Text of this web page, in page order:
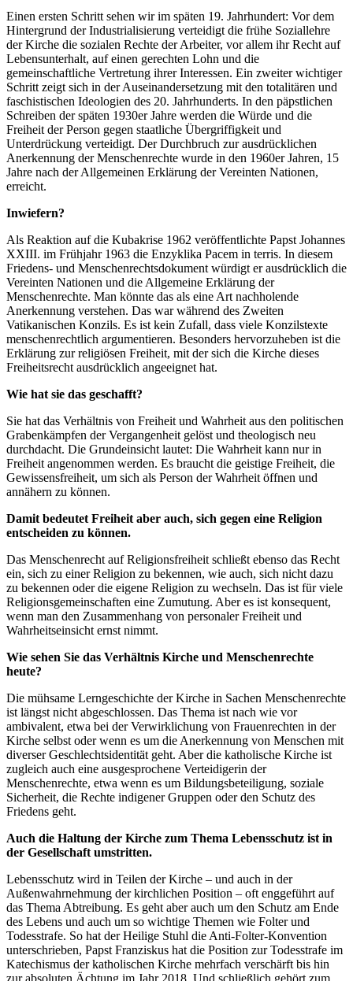
Einen ersten Schritt sehen wir im späten 19. Jahrhundert: Vor dem
Hintergrund der Industrialisierung verteidigt die frühe Soziallehre
der Kirche die sozialen Rechte der Arbeiter, vor allem ihr Recht auf
Lebensunterhalt, auf einen gerechten Lohn und die
gemeinschaftliche Vertretung ihrer Interessen. Ein zweiter wichtiger
Schritt zeigt sich in der Auseinandersetzung mit den totalitären und
faschistischen Ideologien des 20. Jahrhunderts. In den päpstlichen
Schreiben der späten 1930er Jahre werden die Würde und die
Freiheit der Person gegen staatliche Übergriffigkeit und
Unterdrückung verteidigt. Der Durchbruch zur ausdrücklichen
Anerkennung der Menschenrechte wurde in den 1960er Jahren, 15
Jahre nach der Allgemeinen Erklärung der Vereinten Nationen,
erreicht.
Inwiefern?
Als Reaktion auf die Kubakrise 1962 veröffentlichte Papst Johannes
XXIII. im Frühjahr 1963 die Enzyklika Pacem in terris. In diesem
Friedens- und Menschenrechtsdokument würdigt er ausdrücklich die
Vereinten Nationen und die Allgemeine Erklärung der
Menschenrechte. Man könnte das als eine Art nachholende
Anerkennung verstehen. Das war während des Zweiten
Vatikanischen Konzils. Es ist kein Zufall, dass viele Konzilstexte
menschenrechtlich argumentieren. Besonders hervorzuheben ist die
Erklärung zur religiösen Freiheit, mit der sich die Kirche dieses
Freiheitsrecht ausdrücklich angeeignet hat.
Wie hat sie das geschafft?
Sie hat das Verhältnis von Freiheit und Wahrheit aus den politischen
Grabenkämpfen der Vergangenheit gelöst und theologisch neu
durchdacht. Die Grundeinsicht lautet: Die Wahrheit kann nur in
Freiheit angenommen werden. Es braucht die geistige Freiheit, die
Gewissensfreiheit, um sich als Person der Wahrheit öffnen und
annähern zu können.
Damit bedeutet Freiheit aber auch, sich gegen eine Religion
entscheiden zu können.
Das Menschenrecht auf Religionsfreiheit schließt ebenso das Recht
ein, sich zu einer Religion zu bekennen, wie auch, sich nicht dazu
zu bekennen oder die eigene Religion zu wechseln. Das ist für viele
Religionsgemeinschaften eine Zumutung. Aber es ist konsequent,
wenn man den Zusammenhang von personaler Freiheit und
Wahrheitseinsicht ernst nimmt.
Wie sehen Sie das Verhältnis Kirche und Menschenrechte
heute?
Die mühsame Lerngeschichte der Kirche in Sachen Menschenrechte
ist längst nicht abgeschlossen. Das Thema ist nach wie vor
ambivalent, etwa bei der Verwirklichung von Frauenrechten in der
Kirche selbst oder wenn es um die Anerkennung von Menschen mit
diverser Geschlechtsidentität geht. Aber die katholische Kirche ist
zugleich auch eine ausgesprochene Verteidigerin der
Menschenrechte, etwa wenn es um Bildungsbeteiligung, soziale
Sicherheit, die Rechte indigener Gruppen oder den Schutz des
Friedens geht.
Auch die Haltung der Kirche zum Thema Lebensschutz ist in
der Gesellschaft umstritten.
Lebensschutz wird in Teilen der Kirche – und auch in der
Außenwahrnehmung der kirchlichen Position – oft enggeführt auf
das Thema Abtreibung. Es geht aber auch um den Schutz am Ende
des Lebens und auch um so wichtige Themen wie Folter und
Todesstrafe. So hat der Heilige Stuhl die Anti-Folter-Konvention
unterschrieben, Papst Franziskus hat die Position zur Todesstrafe im
Katechismus der katholischen Kirche mehrfach verschärft bis hin